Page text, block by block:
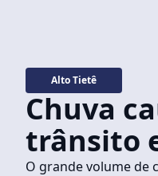
Alto Tietê
Chuva
trânsito
O grande volume de